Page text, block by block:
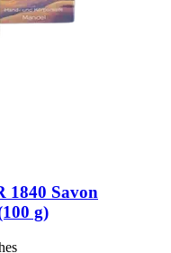
1840 Savon
g)